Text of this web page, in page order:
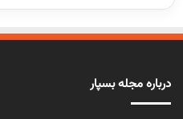
درباره مجله بسپار